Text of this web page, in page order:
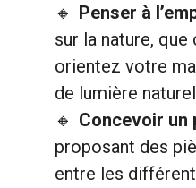
Penser à
sur la nature,
orientez votre
de lumière
Concevoir un
proposant des
entre les